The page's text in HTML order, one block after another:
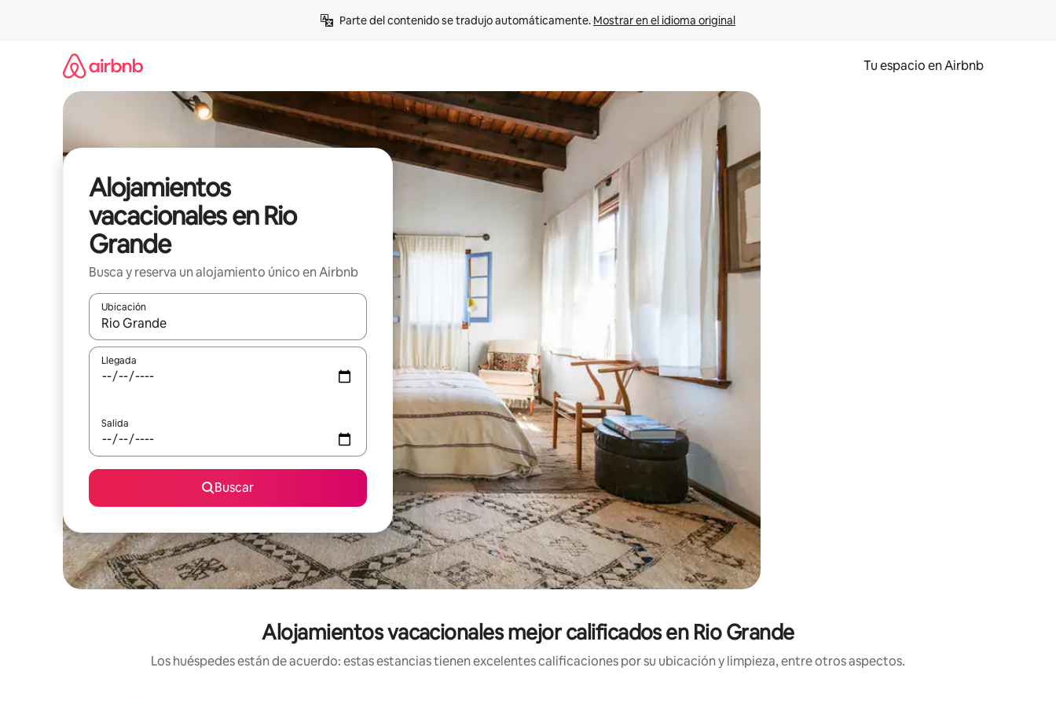
Parte del contenido se tradujo automáticamente. Mostrar en el idioma original
Tu espacio en Airbnb
Alojamientos
vacacionales en Rio
Grande
Busca y reserva un alojamiento único en Airbnb
Ubicación
Cuando los resultados estén disponibles, podrás navegar usando las teclas de las flechas hacia arriba y hacia abajo, o bien tocando y deslizando la pantalla.
Llegada
Salida
Buscar
Alojamientos vacacionales mejor calificados en Rio Grande
Los huéspedes están de acuerdo: estas estancias tienen excelentes calificaciones por su ubicación y limpieza, entre otros aspectos.